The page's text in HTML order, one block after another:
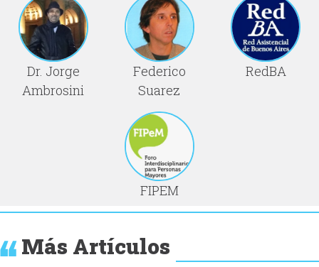
Dr. Jorge
Ambrosini
Federico
Suarez
RedBA
FIPEM
Más Artículos